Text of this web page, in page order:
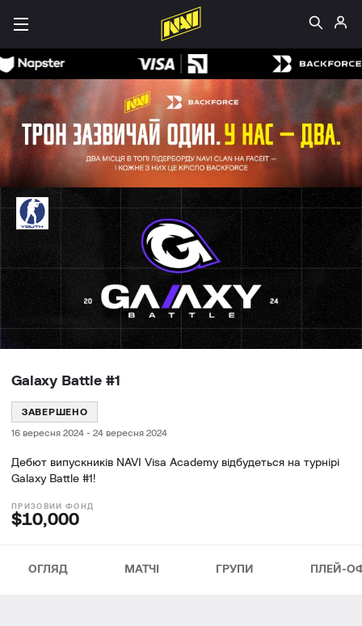
Galaxy Battle #1
ЗАВЕРШЕНО
16 вересня 2024 - 24 вересня 2024
Дебют випускників NAVI Visa Academy відбудеться на турнірі
Galaxy Battle #1!
$10,000
ОГЛЯД МАТЧІ ГРУПИ ПЛЕЙ-